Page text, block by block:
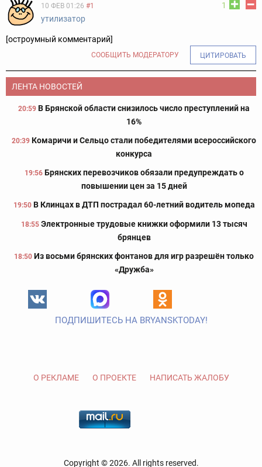
1
10 ФЕВ 01:26 #1
утилизатор
[остроумный комментарий]
СООБЩИТЬ МОДЕРАТОРУ ЦИТИРОВАТЬ
ЛЕНТА НОВОСТЕЙ
20:59 В Брянской области снизилось число преступлений на
16%
20:39 Комаричи и Сельцо стали победителями всероссийского
конкурса
19:56 Брянских перевозчиков обязали предупреждать о
повышении цен за 15 дней
19:50 В Клинцах в ДТП пострадал 60-летний водитель мопеда
18:55 Электронные трудовые книжки оформили 13 тысяч
брянцев
18:50 Из восьми брянских фонтанов для игр разрешён только
«Дружба»
ПОДПИШИТЕСЬ НА BRYANSKTODAY!
О РЕКЛАМЕ О ПРОЕКТЕ НАПИСАТЬ ЖАЛОБУ
Copyright © 2026. All rights reserved.